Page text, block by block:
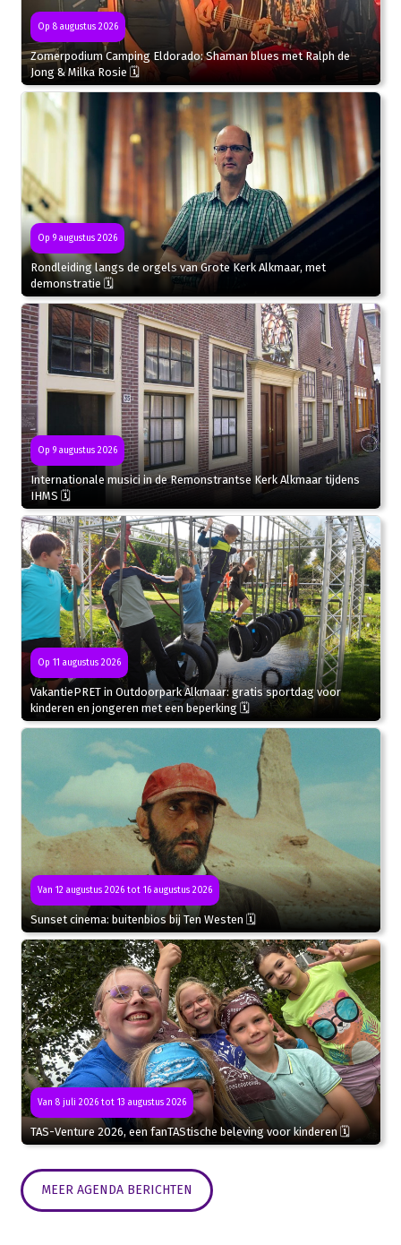
Op 8 augustus 2026
Zomerpodium Camping Eldorado: Shaman blues met Ralph de
Jong & Milka Rosie 🗓
Op 9 augustus 2026
Rondleiding langs de orgels van Grote Kerk Alkmaar, met
demonstratie 🗓
Op 9 augustus 2026
Internationale musici in de Remonstrantse Kerk Alkmaar tijdens
IHMS 🗓
Op 11 augustus 2026
VakantiePRET in Outdoorpark Alkmaar: gratis sportdag voor
kinderen en jongeren met een beperking 🗓
Van 12 augustus 2026 tot 16 augustus 2026
Sunset cinema: buitenbios bij Ten Westen 🗓
Van 8 juli 2026 tot 13 augustus 2026
TAS-Venture 2026, een fanTAStische beleving voor kinderen 🗓
MEER AGENDA BERICHTEN